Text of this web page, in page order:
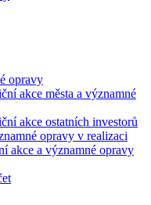
opravy
akce města a významné
akce ostatních investorů
opravy v realizaci
akce a významné opravy